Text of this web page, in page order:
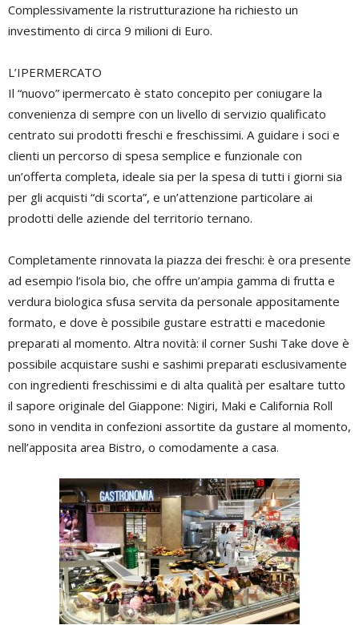
Complessivamente la ristrutturazione ha richiesto un
investimento di circa 9 milioni di Euro.
L’IPERMERCATO
Il “nuovo” ipermercato è stato concepito per coniugare la
convenienza di sempre con un livello di servizio qualificato
centrato sui prodotti freschi e freschissimi. A guidare i soci e
clienti un percorso di spesa semplice e funzionale con
un’offerta completa, ideale sia per la spesa di tutti i giorni sia
per gli acquisti “di scorta”, e un’attenzione particolare ai
prodotti delle aziende del territorio ternano.
Completamente rinnovata la piazza dei freschi: è ora presente
ad esempio l’isola bio, che offre un’ampia gamma di frutta e
verdura biologica sfusa servita da personale appositamente
formato, e dove è possibile gustare estratti e macedonie
preparati al momento. Altra novità: il corner Sushi Take dove è
possibile acquistare sushi e sashimi preparati esclusivamente
con ingredienti freschissimi e di alta qualità per esaltare tutto
il sapore originale del Giappone: Nigiri, Maki e California Roll
sono in vendita in confezioni assortite da gustare al momento,
nell’apposita area Bistro, o comodamente a casa.